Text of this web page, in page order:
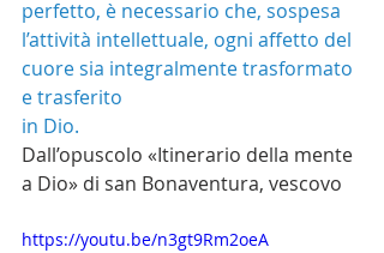
perfetto, è necessario che, sospesa
l’attività intellettuale, ogni affetto del
cuore sia integralmente trasformato
e trasferito
in Dio.
Dall’opuscolo «Itinerario della mente
a Dio» di san Bonaventura, vescovo
https://youtu.be/n3gt9Rm2oeA